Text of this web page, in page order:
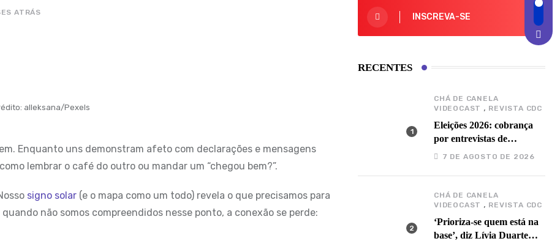
ATRÁS
alleksana/Pexels
Enquanto uns demonstram afeto com declarações e mensagens
lembrar o café do outro ou mandar um “chegou bem?”.
signo solar (e o mapa como um todo) revela o que precisamos para
não somos compreendidos nesse ponto, a conexão se perde:
INSCREVA-SE
RECENTES
CHÁ DE CANELA
VIDEOCAST , REVISTA CDC
Eleições 2026: cobrança
por entrevistas de
candidatos em podcasts é
especialistas
7 DE AGOSTO DE 2026
CHÁ DE CANELA
VIDEOCAST , REVISTA CDC
‘Prioriza-se quem está na
base’, diz Lívia Duarte